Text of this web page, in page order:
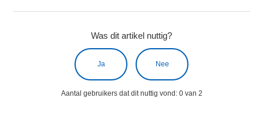
Was dit artikel nuttig?
Ja Nee
Aantal gebruikers dat dit nuttig vond: 0 van 2